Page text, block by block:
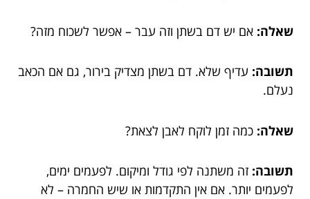
שאלה: אם יש דם בשתן וזה עבר – אפשר לשכוח מזה?
תשובה: עדיף שלא. דם בשתן מצדיק בירור, גם אם הכאב
נעלם.
שאלה: כמה זמן לוקח לאבן לצאת?
תשובה: זה משתנה לפי גודל ומיקום. לפעמים ימים,
לפעמים יותר. אם אין התקדמות או שיש החמרה – לא